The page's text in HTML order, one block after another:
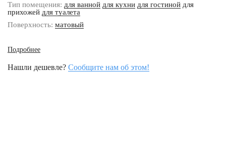
Тип помещения: для ванной для кухни для гостиной для
прихожей для туалета
Поверхность: матовый
Подробнее
Нашли дешевле? Сообщите нам об этом!